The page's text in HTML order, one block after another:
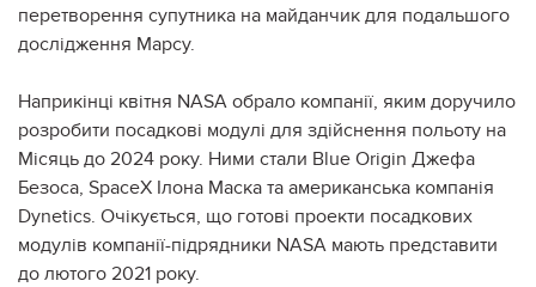
перетворення супутника на майданчик для подальшого
дослідження Марсу.
Наприкінці квітня NASA обрало компанії, яким доручило
розробити посадкові модулі для здійснення польоту на
Місяць до 2024 року. Ними стали Blue Origin Джефа
Безоса, SpaceX Ілона Маска та американська компанія
Dynetics. Очікується, що готові проекти посадкових
модулів компанії-підрядники NASA мають представити
до лютого 2021 року.